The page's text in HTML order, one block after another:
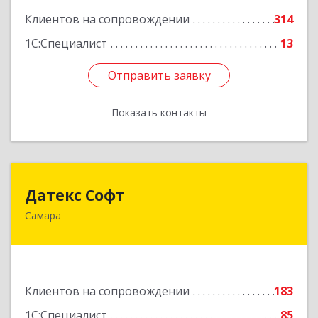
Клиентов на сопровождении
314
1С:Специалист
13
Отправить заявку
Показать контакты
Отправить заявку
Назад
Датекс Софт
Самара
Клиентов на сопровождении
183
443070, Самарская обл, Самара г, Партизанская